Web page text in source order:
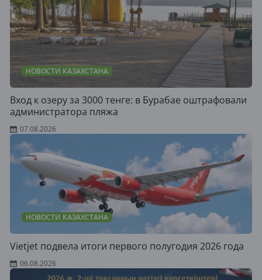
НОВОСТИ КАЗАХСТАНА
Вход к озеру за 3000 тенге: в Бурабае оштрафовали
администратора пляжа
07.08.2026
НОВОСТИ КАЗАХСТАНА
Vietjet подвела итоги первого полугодия 2026 года
06.08.2026